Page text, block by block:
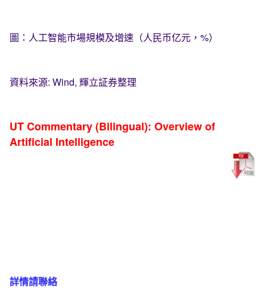
圖：人工智能市場規模及增速（人民币亿元，%）
資料來源: Wind, 輝立証券整理
UT Commentary (Bilingual): Overview of
Artificial Intelligence
詳情請聯絡